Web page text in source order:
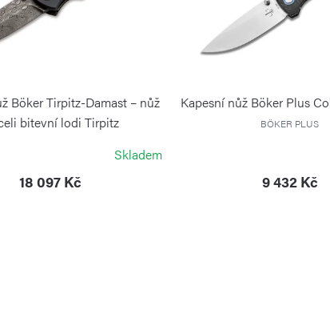
Böker Tirpitz-Damast – nůž
bitevní lodi Tirpitz
Skladem
18 097 Kč
Kapesní nůž Böker Plus
BÖKER PLUS
9 432 Kč